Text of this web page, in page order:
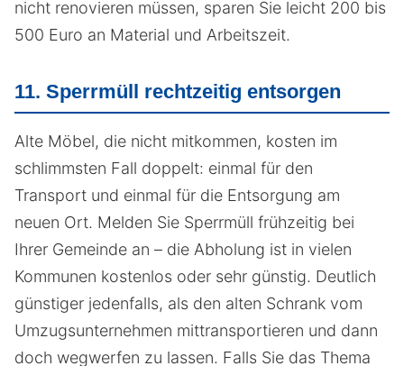
nicht renovieren müssen, sparen Sie leicht 200 bis
500 Euro an Material und Arbeitszeit.
11. Sperrmüll rechtzeitig entsorgen
Alte Möbel, die nicht mitkommen, kosten im
schlimmsten Fall doppelt: einmal für den
Transport und einmal für die Entsorgung am
neuen Ort. Melden Sie Sperrmüll frühzeitig bei
Ihrer Gemeinde an – die Abholung ist in vielen
Kommunen kostenlos oder sehr günstig. Deutlich
günstiger jedenfalls, als den alten Schrank vom
Umzugsunternehmen mittransportieren und dann
doch wegwerfen zu lassen. Falls Sie das Thema